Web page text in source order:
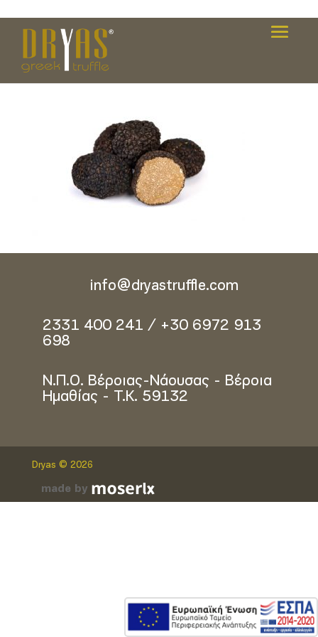
Rasterino-Image-81
info@dryastruffle.com
2331 400 241 / +30 6972 913
698
Ν.Π.Ο. Βέροιας-Νάουσας - Βέροια
Ημαθίας - Τ.Κ. 59132
Dryas © 2026
made by